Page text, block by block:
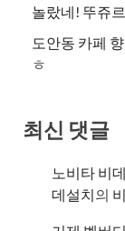
놀랐네! 뚜쥬
도안동 카페
ㅎ
최신 댓글
노비타 비
데설치의